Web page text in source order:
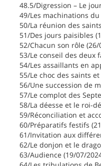
48.5/Digression – Le
49/Les machinations
50/La réunion des
51/Des jours paisibles
52/Chacun son rôle (26/
53/Le conseil des deux
54/Les assaillants en
55/Le choc des saints
56/Une succession de
57/Le complot des
58/La déesse et le roi-
59/Réconciliation et
60/Préparatifs festifs
61/Invitation aux
62/Le donjon et le
63/Audience (19/07/